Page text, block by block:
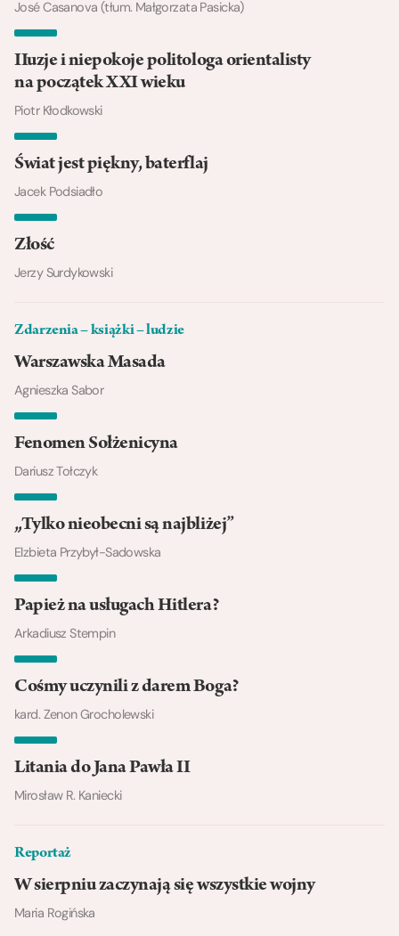
José Casanova (tłum. Małgorzata Pasicka)
IIuzje i niepokoje politologa orientalisty
na początek XXI wieku
Piotr Kłodkowski
Świat jest piękny, baterflaj
Jacek Podsiadło
Złość
Jerzy Surdykowski
Zdarzenia – książki – ludzie
Warszawska Masada
Agnieszka Sabor
Fenomen Sołżenicyna
Dariusz Tołczyk
„Tylko nieobecni są najbliżej”
Elzbieta Przybył-Sadowska
Papież na usługach Hitlera?
Arkadiusz Stempin
Cośmy uczynili z darem Boga?
kard. Zenon Grocholewski
Litania do Jana Pawła II
Mirosław R. Kaniecki
Reportaż
W sierpniu zaczynają się wszystkie wojny
Maria Rogińska